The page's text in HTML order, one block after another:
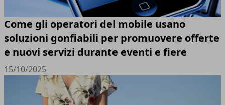
Come gli operatori del mobile usano
soluzioni gonfiabili per promuovere offerte
e nuovi servizi durante eventi e fiere
15/10/2025